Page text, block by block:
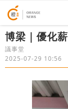
博梁｜優化
議事堂
2025-07-29 10:56